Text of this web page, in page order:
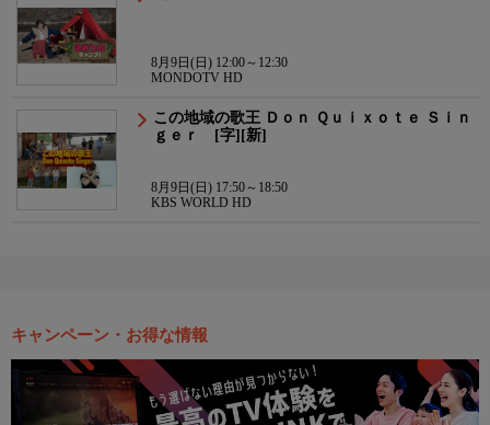
8月9日(日) 12:00～12:30
MONDOTV HD
この地域の歌王 Ｄｏｎ Ｑｕｉｘｏｔｅ Ｓｉｎ
ｇｅｒ [字][新]
8月9日(日) 17:50～18:50
KBS WORLD HD
キャンペーン・お得な情報